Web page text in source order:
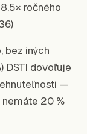
ročného
bez iných
DSTI dovoľuje
—
20 %